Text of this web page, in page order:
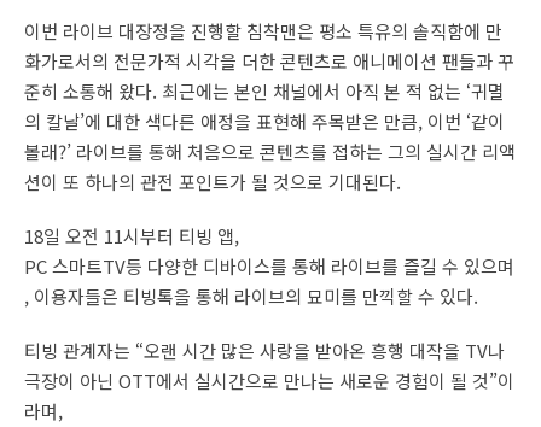
이번 라이브 대장정을 진행할 침착맨은 평소 특유의 솔직함에 만
화가로서의 전문가적 시각을 더한 콘텐츠로 애니메이션 팬들과 꾸
준히 소통해 왔다. 최근에는 본인 채널에서 아직 본 적 없는 ‘귀멸
의 칼날’에 대한 색다른 애정을 표현해 주목받은 만큼, 이번 ‘같이
볼래?’ 라이브를 통해 처음으로 콘텐츠를 접하는 그의 실시간 리액
션이 또 하나의 관전 포인트가 될 것으로 기대된다.
18일 오전 11시부터 티빙 앱,
PC 스마트TV등 다양한 디바이스를 통해 라이브를 즐길 수 있으며
, 이용자들은 티빙톡을 통해 라이브의 묘미를 만끽할 수 있다.
티빙 관계자는 “오랜 시간 많은 사랑을 받아온 흥행 대작을 TV나
극장이 아닌 OTT에서 실시간으로 만나는 새로운 경험이 될 것”이
라며,